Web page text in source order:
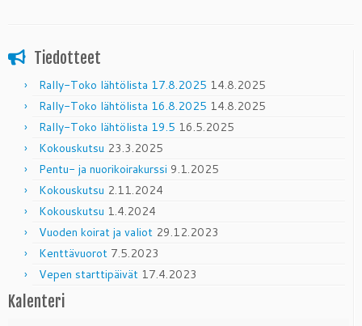
Tiedotteet
Rally-Toko lähtölista 17.8.2025 14.8.2025
Rally-Toko lähtölista 16.8.2025 14.8.2025
Rally-Toko lähtölista 19.5 16.5.2025
Kokouskutsu 23.3.2025
Pentu- ja nuorikoirakurssi 9.1.2025
Kokouskutsu 2.11.2024
Kokouskutsu 1.4.2024
Vuoden koirat ja valiot 29.12.2023
Kenttävuorot 7.5.2023
Vepen starttipäivät 17.4.2023
Kalenteri